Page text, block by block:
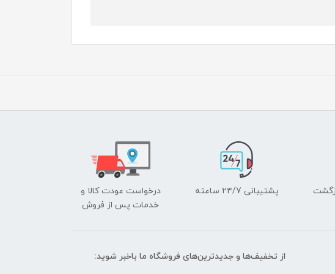
پشتیبانی ۲۴/7 ساعته
درخواست عودت کالا و
خدمات پس از فروش
از تخفیف‌ها و جدیدترین‌های فروشگاه ما باخبر شوید: